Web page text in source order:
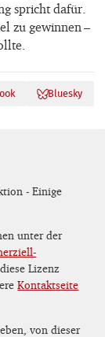
spricht dafür.
zu gewinnen –
Bluesky
- Einige
unter der
diese Lizenz
Kontaktseite
von dieser